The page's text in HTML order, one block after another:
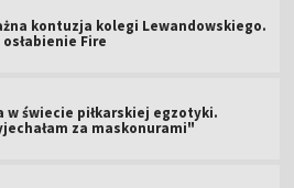
kontuzja kolegi Lewandowskiego.
osłabienie Fire
w świecie piłkarskiej egzotyki.
za maskonurami"